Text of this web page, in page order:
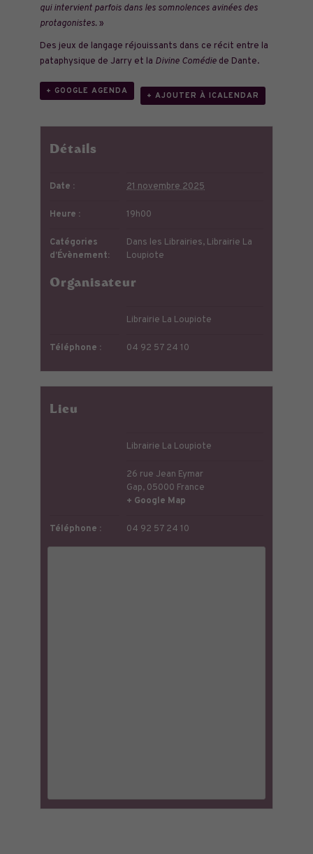
qui intervient parfois dans les somnolences avinées des
protagonistes. »
Des jeux de langage réjouissants dans ce récit entre la
pataphysique de Jarry et la Divine Comédie de Dante.
+ GOOGLE AGENDA
+ AJOUTER À ICALENDAR
Détails
Date : 21 novembre 2025
Heure : 19h00
Catégories
d’Évènement:
Dans les Librairies, Librairie La
Loupiote
Organisateur
Librairie La Loupiote
Téléphone : 04 92 57 24 10
Lieu
Librairie La Loupiote
26 rue Jean Eymar
Gap, 05000 France
+ Google Map
Téléphone : 04 92 57 24 10